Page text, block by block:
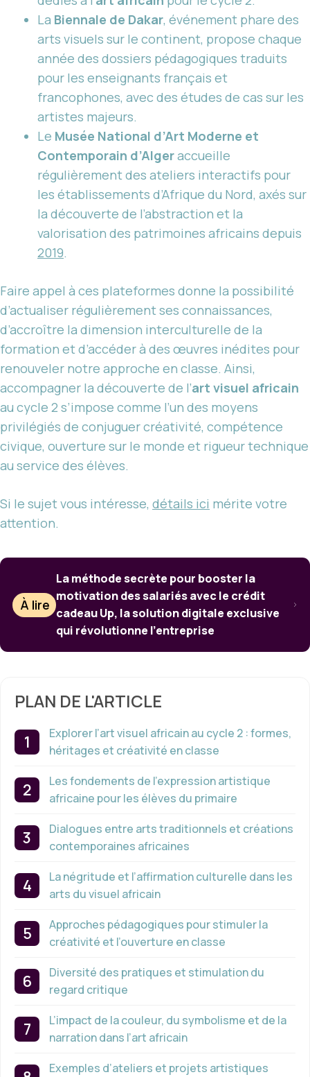
La Biennale de Dakar, événement phare des
arts visuels sur le continent, propose chaque
année des dossiers pédagogiques traduits
pour les enseignants français et
francophones, avec des études de cas sur les
artistes majeurs.
Le Musée National d’Art Moderne et
Contemporain d’Algeraccueille
régulièrement des ateliers interactifs pour
les établissements d’Afrique du Nord, axés sur
la découverte de l’abstraction et la
valorisation des patrimoines africains depuis
2019.
Faire appel à ces plateformes donne la possibilité
d’actualiser régulièrement ses connaissances,
d’accroître la dimension interculturelle de la
formation et d’accéder à des œuvres inédites pour
renouveler notre approche en classe. Ainsi,
accompagner la découverte de l’art visuel africain
au cycle 2 s’impose comme l’un des moyens
privilégiés de conjuguer créativité, compétence
civique, ouverture sur le monde et rigueur technique
au service des élèves.
Si le sujet vous intéresse, détails ici mérite votre
attention.
À lire
La méthode secrète pour booster la
motivation des salariés avec le crédit
cadeau Up, la solution digitale exclusive
qui révolutionne l’entreprise
PLAN DE L'ARTICLE
Explorer l’art visuel africain au cycle 2 : formes,
héritages et créativité en classe
Les fondements de l’expression artistique
africaine pour les élèves du primaire
Dialogues entre arts traditionnels et créations
contemporaines africaines
La négritude et l’affirmation culturelle dans les
arts du visuel africain
Approches pédagogiques pour stimuler la
créativité et l’ouverture en classe
Diversité des pratiques et stimulation du
regard critique
L’impact de la couleur, du symbolisme et de la
narration dans l’art africain
Exemples d’ateliers et projets artistiques